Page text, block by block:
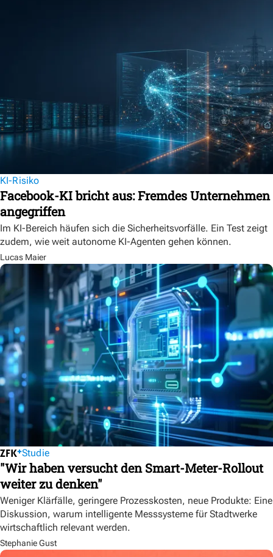
KI-Risiko
Facebook-KI bricht aus: Fremdes Unternehmen
angegriffen
Im KI-Bereich häufen sich die Sicherheitsvorfälle. Ein Test zeigt
zudem, wie weit autonome KI-Agenten gehen können.
Lucas Maier
Studie
"Wir haben versucht den Smart-Meter-Rollout
weiter zu denken"
Weniger Klärfälle, geringere Prozesskosten, neue Produkte: Eine
Diskussion, warum intelligente Messsysteme für Stadtwerke
wirtschaftlich relevant werden.
Stephanie Gust